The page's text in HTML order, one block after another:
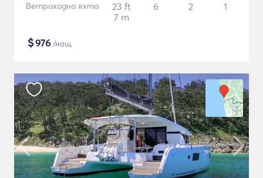
Ветроходна яхта
23 ft
7 m
6 2 1
$976 /нощ